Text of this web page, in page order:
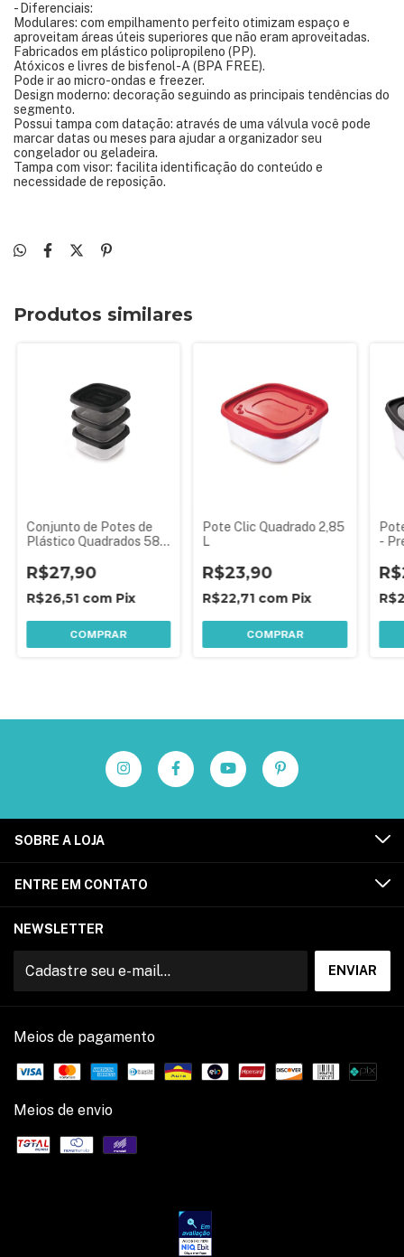
- Diferenciais:
Modulares: com empilhamento perfeito otimizam espaço e
aproveitam áreas úteis superiores que não eram aproveitadas.
Fabricados em plástico polipropileno (PP).
Atóxicos e livres de bisfenol-A (BPA FREE).
Pode ir ao micro-ondas e freezer.
Design moderno: decoração seguindo as principais tendências do
segmento.
Possui tampa com datação: através de uma válvula você pode
marcar datas ou meses para ajudar a organizador seu
congelador ou geladeira.
Tampa com visor: facilita identificação do conteúdo e
necessidade de reposição.
Produtos similares
Conjunto de Potes de
Plástico Quadrados 580
R$27,90
R$26,51 com Pix
COMPRAR
Pote Clic Quadrado 2,85
L
R$23,90
R$22,71 com Pix
COMPRAR
-
SOBRE A LOJA
ENTRE EM CONTATO
NEWSLETTER
Meios de pagamento
Meios de envio